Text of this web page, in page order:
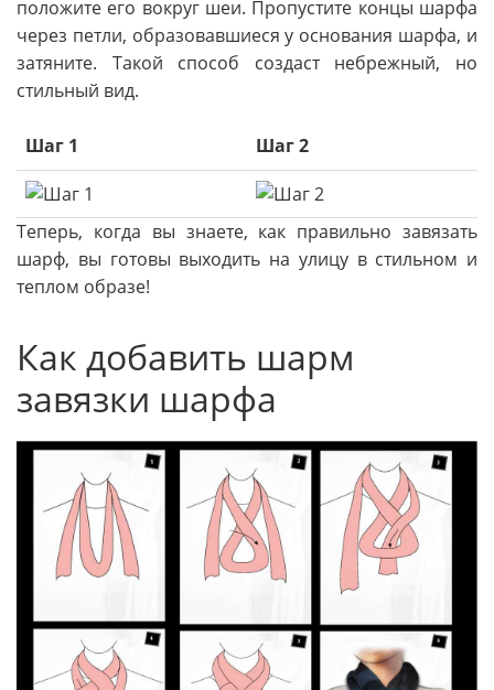
положите его вокруг шеи. Пропустите концы шарфа
через петли, образовавшиеся у основания шарфа, и
затяните. Такой способ создаст небрежный, но
стильный вид.
Шаг 1 Шаг 2
Теперь, когда вы знаете, как правильно завязать
шарф, вы готовы выходить на улицу в стильном и
теплом образе!
Как добавить шарм
завязки шарфа